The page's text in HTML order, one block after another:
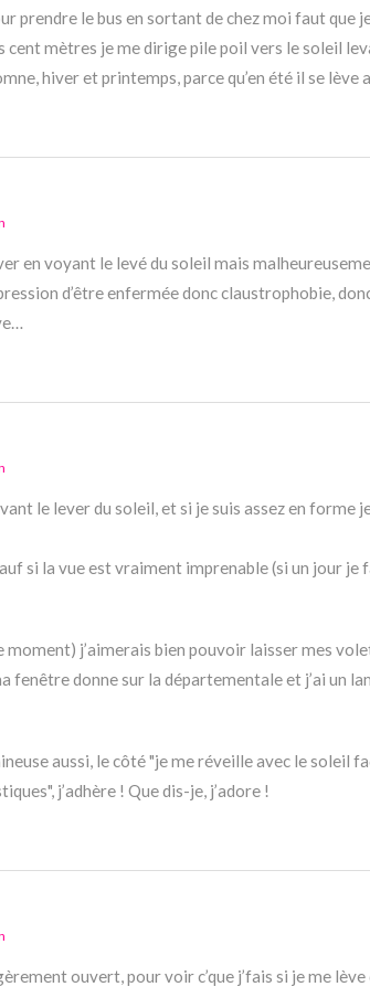
prendre le bus en sortant de chez moi faut que
mètres je me dirige pile poil vers le soleil
hiver et printemps, parce qu’en été il se lève
en voyant le levé du soleil mais
d’être enfermée donc claustrophobie,
le lever du soleil, et si je suis assez en forme
si la vue est vraiment imprenable (si un jour je
moment) j’aimerais bien pouvoir laisser mes
fenêtre donne sur la départementale et j’ai un
aussi, le côté "je me réveille avec le soleil
j’adhère ! Que dis-je, j’adore !
ouvert, pour voir c’que j’fais si je me